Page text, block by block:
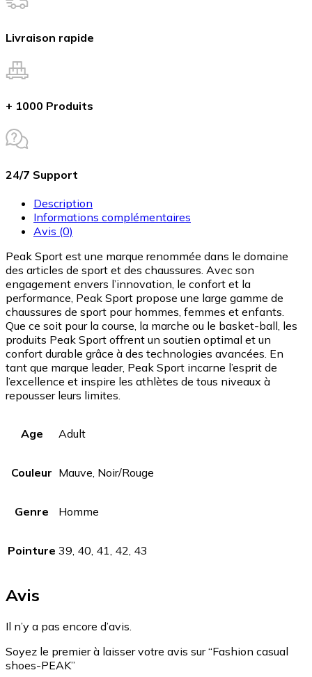
Livraison rapide
+ 1000 Produits
24/7 Support
Description
Informations complémentaires
Avis (0)
Peak Sport est une marque renommée dans le domaine
des articles de sport et des chaussures. Avec son
engagement envers l’innovation, le confort et la
performance, Peak Sport propose une large gamme de
chaussures de sport pour hommes, femmes et enfants.
Que ce soit pour la course, la marche ou le basket-ball, les
produits Peak Sport offrent un soutien optimal et un
confort durable grâce à des technologies avancées. En
tant que marque leader, Peak Sport incarne l’esprit de
l’excellence et inspire les athlètes de tous niveaux à
repousser leurs limites.
Age Adult
Couleur Mauve, Noir/Rouge
Genre Homme
Pointure 39, 40, 41, 42, 43
Avis
Il n’y a pas encore d’avis.
Soyez le premier à laisser votre avis sur “Fashion casual
shoes-PEAK”